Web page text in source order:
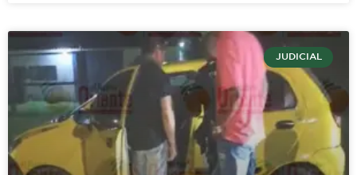
JUDICIAL